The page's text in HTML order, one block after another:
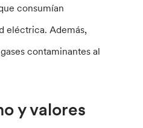
consumían
eléctrica. Además,
contaminantes al
y valores